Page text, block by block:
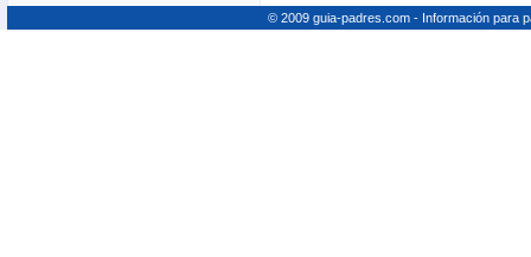
© 2009 guia-padres.com - Información para